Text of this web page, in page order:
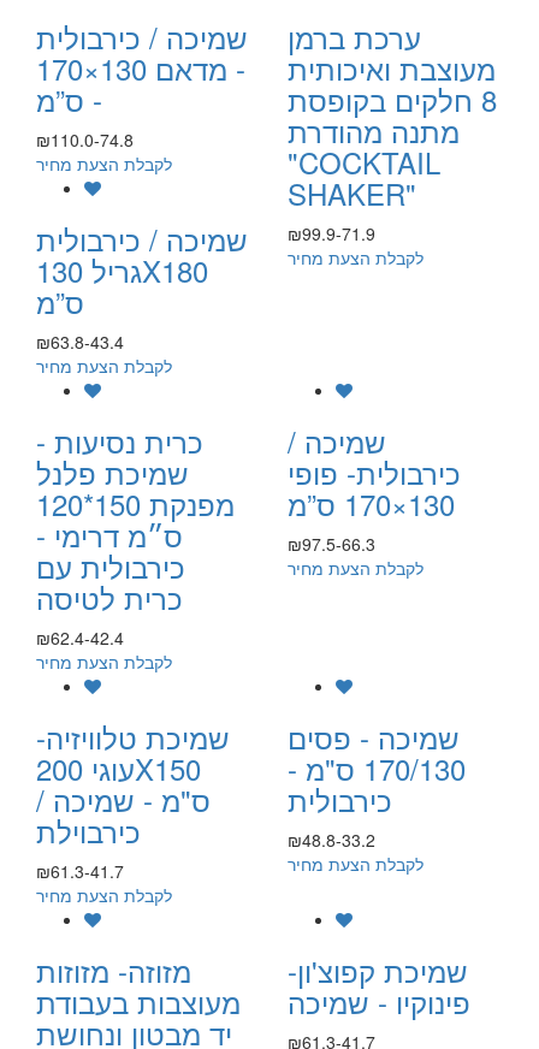
ערכת ברמן
מעוצבת ואיכותית
8 חלקים בקופסת
מתנה מהודרת
"COCKTAIL
SHAKER"
₪99.9-71.9
לקבלת הצעת מחיר
שמיכה / כירבולית
- מדאם 130×170
ס”מ -
₪110.0-74.8
לקבלת הצעת מחיר
שמיכה / כירבולית
גריל 130X180
ס”מ
₪63.8-43.4
לקבלת הצעת מחיר
שמיכה /
כירבולית- פופי
130×170 ס”מ
₪97.5-66.3
לקבלת הצעת מחיר
כרית נסיעות -
שמיכת פלנל
מפנקת 150*120
ס״מ דרימי -
כירבולית עם
כרית לטיסה
₪62.4-42.4
לקבלת הצעת מחיר
שמיכה - פסים
170/130 ס"מ -
כירבולית
₪48.8-33.2
לקבלת הצעת מחיר
שמיכת טלוויזיה-
עוגי 200X150
ס"מ - שמיכה /
כירבוילת
₪61.3-41.7
לקבלת הצעת מחיר
שמיכת קפוצ'ון-
פינוקיו - שמיכה
₪61.3-41.7
מזוזה- מזוזות
מעוצבות בעבודת
יד מבטון ונחושת